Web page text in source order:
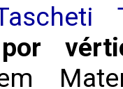
por